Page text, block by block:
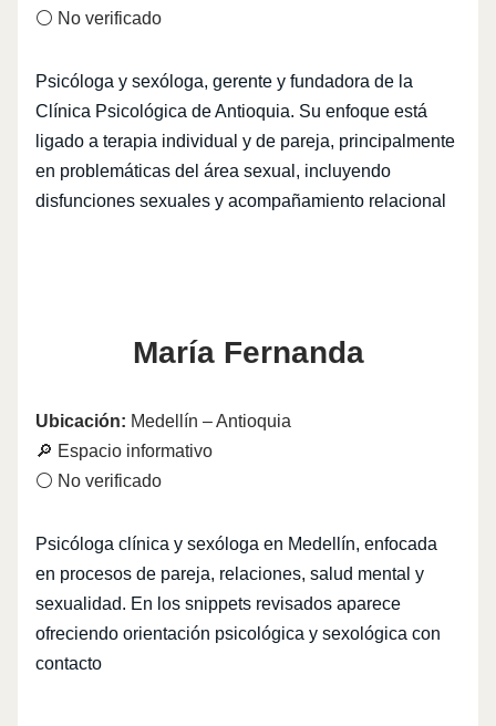
⚪ No verificado
Psicóloga y sexóloga, gerente y fundadora de la
Clínica Psicológica de Antioquia. Su enfoque está
ligado a terapia individual y de pareja, principalmente
en problemáticas del área sexual, incluyendo
disfunciones sexuales y acompañamiento relacional
María Fernanda
Ubicación: Medellín – Antioquia
🔎 Espacio informativo
⚪ No verificado
Psicóloga clínica y sexóloga en Medellín, enfocada
en procesos de pareja, relaciones, salud mental y
sexualidad. En los snippets revisados aparece
ofreciendo orientación psicológica y sexológica con
contacto